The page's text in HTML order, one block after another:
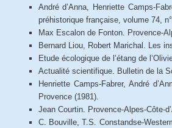
André d’Anna, Henriette Camps-
préhistorique française, volume 74,
Max Escalon de Fonton. Provence-
Bernard Liou, Robert Marichal. Les
Etude écologique de l’étang de
Actualité scientifique. Bulletin de la
Henriette Camps-Fabrer, André
Provence (1981).
Jean Courtin. Provence-Alpes-Côte-
C. Bouville, T.S. Constandse-